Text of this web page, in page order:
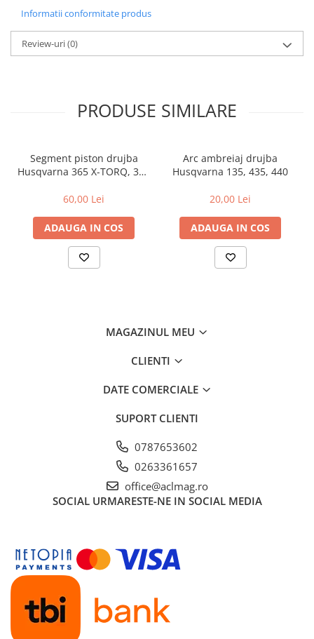
Informatii conformitate produs
Review-uri(0)
PRODUSE SIMILARE
Segment piston drujba
Husqvarna 365 X-TORQ, 372
60,00 Lei
ADAUGA IN COS
Arc ambreiaj drujba
Husqvarna 135, 435, 440
20,00 Lei
ADAUGA IN COS
MAGAZINUL MEU
CLIENTI
DATE COMERCIALE
SUPORT CLIENTI
0787653602
0263361657
office@aclmag.ro
SOCIAL URMARESTE-NE IN SOCIAL MEDIA